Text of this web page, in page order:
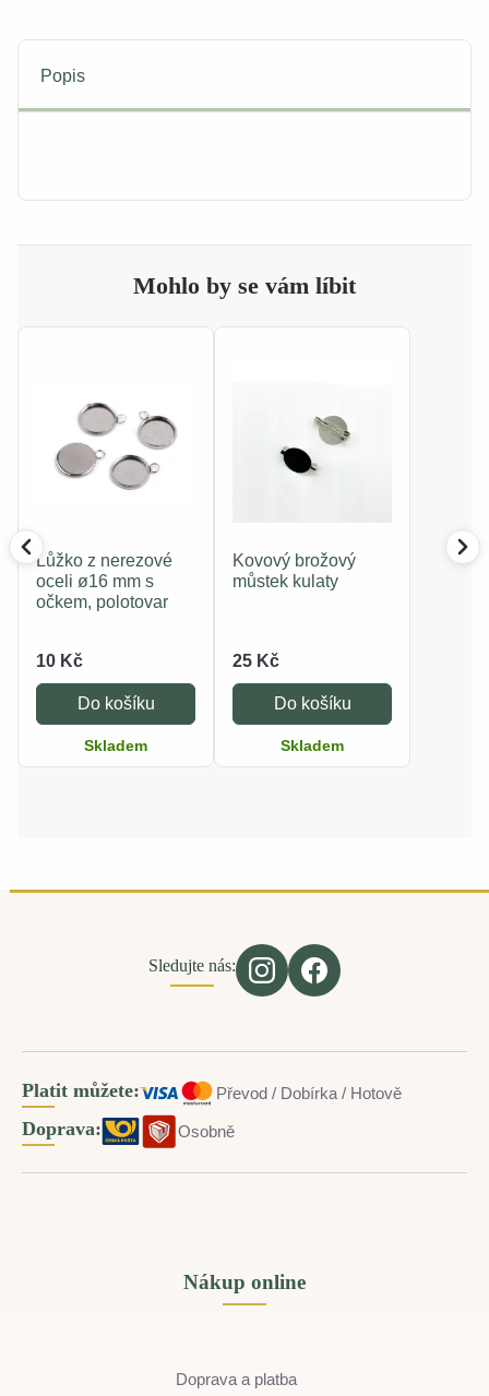
Popis
Mohlo by se vám líbit
Lůžko z nerezové
oceli ø16 mm s
očkem, polotovar
10 Kč
Do košíku
Skladem
Kovový brožový
můstek kulaty
25 Kč
Do košíku
Skladem
Sledujte nás:
Platit můžete: Převod / Dobírka / Hotově
Doprava: Osobně
Nákup online
Doprava a platba